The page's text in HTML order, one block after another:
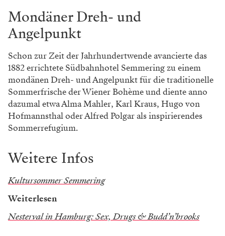
Mondäner Dreh- und
Angelpunkt
Schon zur Zeit der Jahrhundertwende avancierte das
1882 errichtete Südbahnhotel Semmering zu einem
mondänen Dreh- und Angelpunkt für die traditionelle
Sommerfrische der Wiener Bohème und diente anno
dazumal etwa Alma Mahler, Karl Kraus, Hugo von
Hofmannsthal oder Alfred Polgar als inspirierendes
Sommerrefugium.
Weitere Infos
Kultursommer Semmering
Weiterlesen
Nesterval in Hamburg: Sex, Drugs & Budd’n’brooks